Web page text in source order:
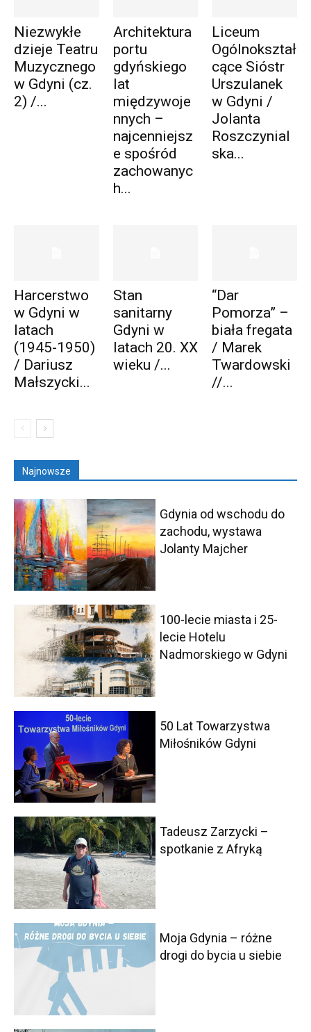
Niezwykłe
dzieje Teatru
Muzycznego
w Gdyni (cz.
2) /...
Architektura
portu
gdyńskiego
lat
międzywoje
nnych –
najcenniejsz
e spośród
zachowanyc
h...
Liceum
Ogólnokształ
cące Sióstr
Urszulanek
w Gdyni /
Jolanta
Roszczynial
ska...
Harcerstwo
w Gdyni w
latach
(1945-1950)
/ Dariusz
Małszycki...
Stan
sanitarny
Gdyni w
latach 20. XX
wieku /...
“Dar
Pomorza” –
biała fregata
/ Marek
Twardowski
//...
Najnowsze
Gdynia od wschodu do
zachodu, wystawa
Jolanty Majcher
100-lecie miasta i 25-
lecie Hotelu
Nadmorskiego w Gdyni
50 Lat Towarzystwa
Miłośników Gdyni
Tadeusz Zarzycki –
spotkanie z Afryką
Moja Gdynia – różne
drogi do bycia u siebie